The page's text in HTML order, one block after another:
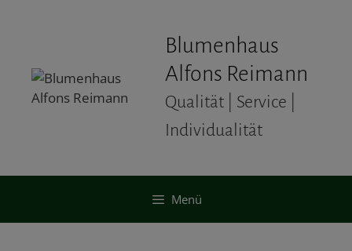
Blumenhaus
Alfons Reimann
Qualität | Service |
Individualität
Menü